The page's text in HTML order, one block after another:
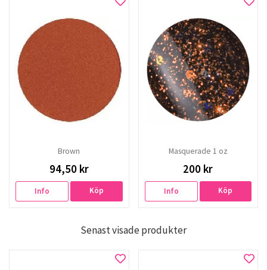
Brown
94,50 kr
Info Köp
Masquerade 1 oz
200 kr
Info Köp
Senast visade produkter